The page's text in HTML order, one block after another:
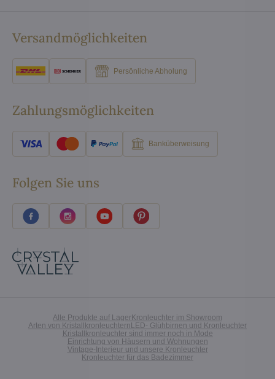
Versandmöglichkeiten
Persönliche Abholung
Zahlungsmöglichkeiten
Banküberweisung
Folgen Sie uns
Alle Produkte auf LagerKronleuchter im Showroom
Arten von KristallkronleuchternLED- Glühbirnen und Kronleuchter
Kristallkronleuchter sind immer noch in Mode
Einrichtung von Häusern und Wohnungen
Vintage-Interieur und unsere Kronleuchter
Kronleuchter für das Badezimmer